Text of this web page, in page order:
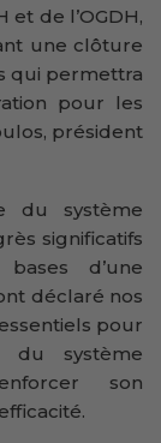
et de l’OGDH,
une clôture
qui permettra
pour les
président
du système
significatifs
d’une
déclaré nos
pour
du système
son